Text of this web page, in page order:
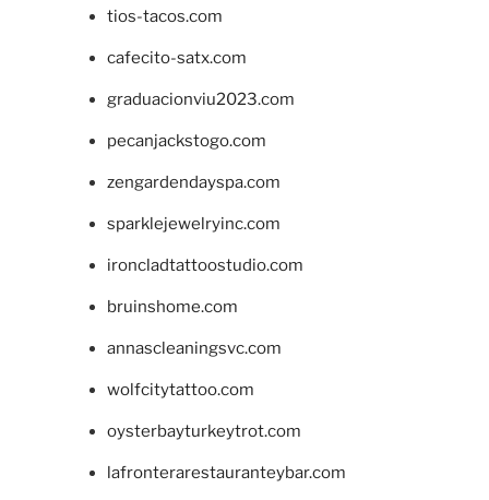
tios-tacos.com
cafecito-satx.com
graduacionviu2023.com
pecanjackstogo.com
zengardendayspa.com
sparklejewelryinc.com
ironcladtattoostudio.com
bruinshome.com
annascleaningsvc.com
wolfcitytattoo.com
oysterbayturkeytrot.com
lafronterarestauranteybar.com